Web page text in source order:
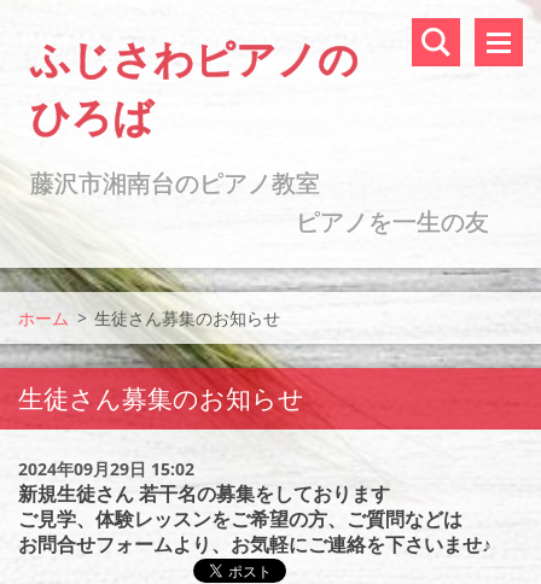
ふじさわピアノの
ひろば
藤沢市湘南台のピアノ教室
ピアノを一生の友
に ♪
ホーム > 生徒さん募集のお知らせ
生徒さん募集のお知らせ
2024年09月29日 15:02
新規生徒さん 若干名の募集をしております
ご見学、体験レッスンをご希望の方、ご質問などは
お問合せフォームより、お気軽にご連絡を下さいませ♪